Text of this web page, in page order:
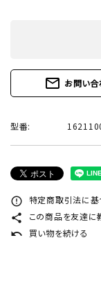
mail_outline お問い合
型番:
error_outline 特定商取引法に基
share この商品を友達に
undo 買い物を続ける